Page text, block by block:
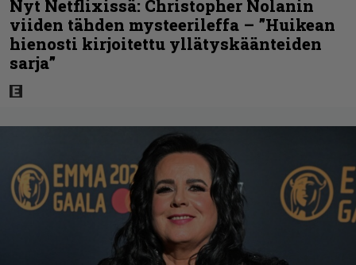
Nyt Netflixissä: Christopher Nolanin
viiden tähden mysteerileffa – ”Huikean
hienosti kirjoitettu yllätyskäänteiden
sarja”